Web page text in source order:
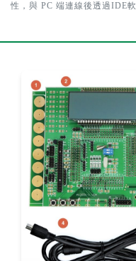
性，與 PC 端連線後透過IDE